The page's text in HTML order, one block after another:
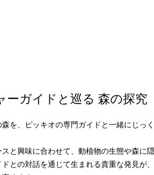
ーガイドと巡る 森の探究
を、ピッキオの専門ガイドと一緒にじっ
スと興味に合わせて、動植物の生態や森に
ドとの対話を通じて生まれる貴重な発見が